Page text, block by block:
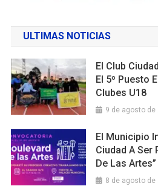
ULTIMAS NOTICIAS
El Club
El 5º Puesto
Clubes U18
9 de agosto de
El Municipio
Ciudad A Ser
De Las Artes”
8 de agosto de